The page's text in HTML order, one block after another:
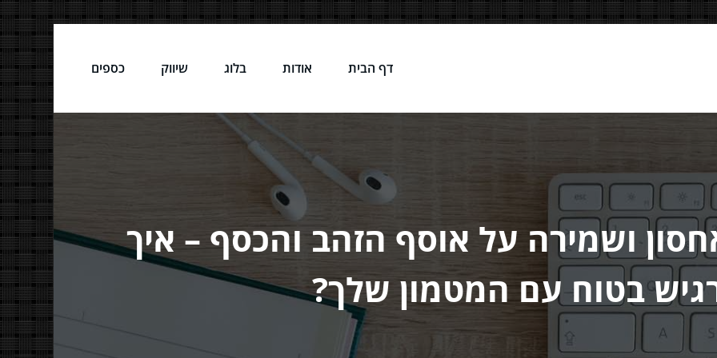
דף הבית אודות בלוג שיווק כספים
ושמירה על אוסף הזהב והכסף – איך
בטוח עם המטמון שלך?